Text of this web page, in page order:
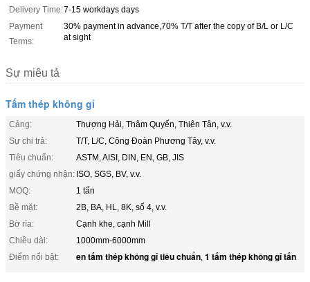
Delivery Time:7-15 workdays days
Payment
Terms:
30% payment in advance,70% T/T after the copy of B/L or L/C
at sight
Sự miêu tả
Tấm thép không gỉ
Cảng:
Thượng Hải, Thâm Quyến, Thiên Tân, v.v.
Sự chi trả:
T/T, L/C, Công Đoàn Phương Tây, v.v.
Tiêu chuẩn:
ASTM, AISI, DIN, EN, GB, JIS
giấy chứng nhận: ISO, SGS, BV, v.v.
MOQ:
1 tấn
Bề mặt:
2B, BA, HL, 8K, số 4, v.v.
Bờ rìa:
Cạnh khe, cạnh Mill
Chiều dài:
1000mm-6000mm
Điểm nổi bật:
en tấm thép không gỉ tiêu chuẩn, 1 tấm thép không gỉ tấn